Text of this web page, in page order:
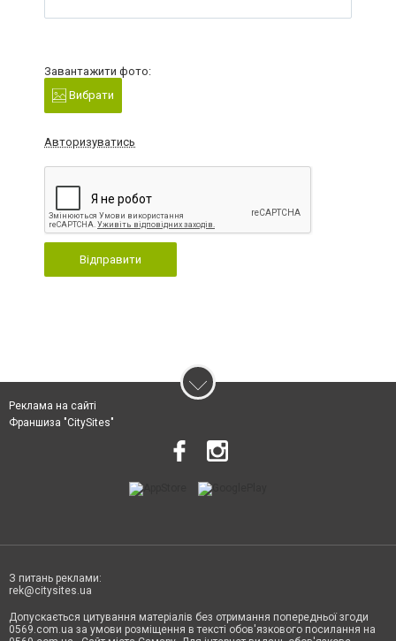
Завантажити фото:
Вибрати
Авторизуватись
Відправити
Реклама на сайті
Франшиза "CitySites"
З питань реклами:
rek@citysites.ua
Допускається цитування матеріалів без отримання попередньої згоди
0569.com.ua за умови розміщення в тексті обов'язкового посилання на